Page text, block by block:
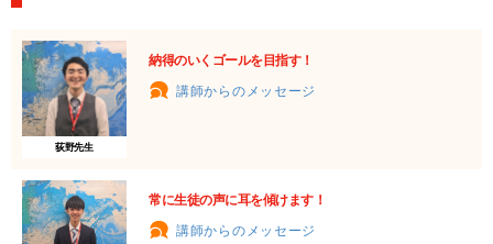
荻野先生
納得のいくゴールを目指す！
講師からのメッセージ
常に生徒の声に耳を傾けます！
講師からのメッセージ